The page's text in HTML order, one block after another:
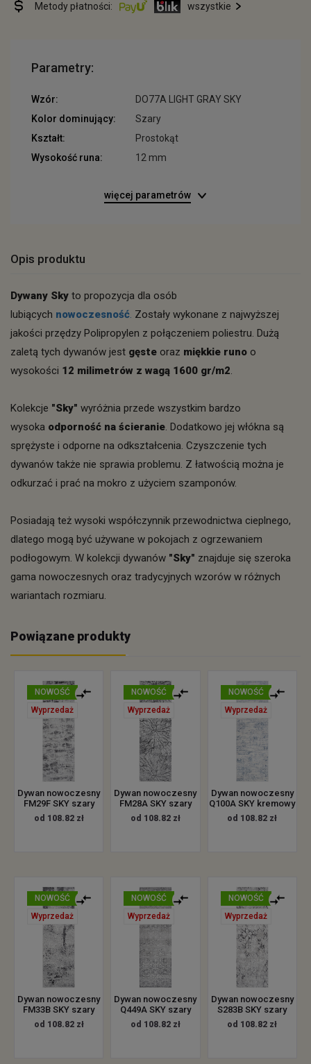
Metody płatności: wszystkie
Parametry:
Wzór:
DO77A LIGHT GRAY SKY
Kolor dominujący:
Szary
Kształt:
Prostokąt
Wysokość runa:
12 mm
więcej parametrów
Opis produktu
Dywany Sky to propozycja dla osób
lubiących nowoczesność. Zostały wykonane z najwyższej
jakości przędzy Polipropylen z połączeniem poliestru. Dużą
zaletą tych dywanów jest gęste oraz miękkie runo o
wysokości 12 milimetrów z wagą 1600 gr/m2.
Kolekcje "Sky" wyróżnia przede wszystkim bardzo
wysoka odporność na ścieranie. Dodatkowo jej włókna są
sprężyste i odporne na odkształcenia. Czyszczenie tych
dywanów także nie sprawia problemu. Z łatwością można je
odkurzać i prać na mokro z użyciem szamponów.
Posiadają też wysoki współczynnik przewodnictwa cieplnego,
dlatego mogą być używane w pokojach z ogrzewaniem
podłogowym. W kolekcji dywanów "Sky" znajduje się szeroka
gama nowoczesnych oraz tradycyjnych wzorów w różnych
wariantach rozmiaru.
Powiązane produkty
NOWOŚĆ
Wyprzedaż
Dywan nowoczesny
FM29F SKY szary
od 108.82 zł
NOWOŚĆ
Wyprzedaż
Dywan nowoczesny
FM28A SKY szary
od 108.82 zł
NOWOŚĆ
Wyprzedaż
Dywan nowoczesny
Q100A SKY kremowy
od 108.82 zł
NOWOŚĆ
Wyprzedaż
Dywan nowoczesny
FM33B SKY szary
od 108.82 zł
NOWOŚĆ
Wyprzedaż
Dywan nowoczesny
Q449A SKY szary
od 108.82 zł
NOWOŚĆ
Wyprzedaż
Dywan nowoczesny
S283B SKY szary
od 108.82 zł